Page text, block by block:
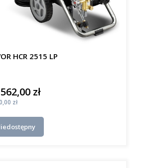
HCR 2515 LP
zł
zł